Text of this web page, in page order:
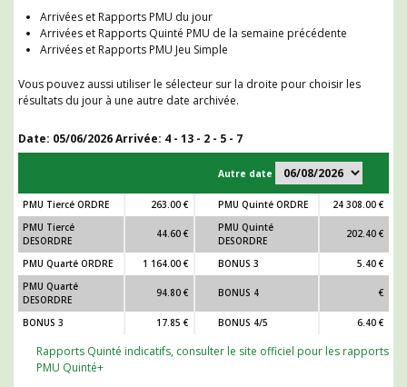
Arrivées et Rapports PMU du jour
Arrivées et Rapports Quinté PMU de la semaine précédente
Arrivées et Rapports PMU Jeu Simple
Vous pouvez aussi utiliser le sélecteur sur la droite pour choisir les
résultats du jour à une autre date archivée.
Date: 05/06/2026Arrivée: 4 - 13 - 2 - 5 - 7
Autre date
PMU Tiercé ORDRE 263.00 € PMU Quinté ORDRE
24 308.00 €
PMU Tiercé
DESORDRE
44.60 €
PMU Quinté
DESORDRE
202.40 €
PMU Quarté ORDRE 1 164.00 € BONUS 3
5.40 €
PMU Quarté
DESORDRE
94.80 € BONUS 4 €
BONUS 3 17.85 € BONUS 4/5 6.40 €
Rapports Quinté indicatifs, consulter le site officiel pour les rapports
PMU Quinté+